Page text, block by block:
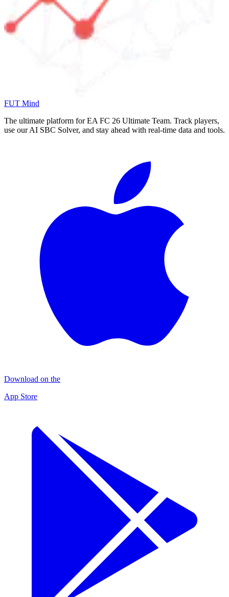
FUT Mind
The ultimate platform for EA FC 26 Ultimate Team. Track players,
use our AI SBC Solver, and stay ahead with real-time data and tools.
Download on the
App Store